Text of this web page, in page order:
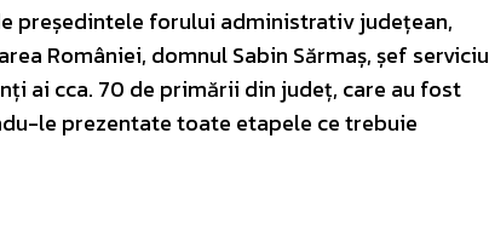
președintele forului administrativ județean,
României, domnul Sabin Sărmaș, șef serviciu
ai cca. 70 de primării din județ, care au fost
le prezentate toate etapele ce trebuie